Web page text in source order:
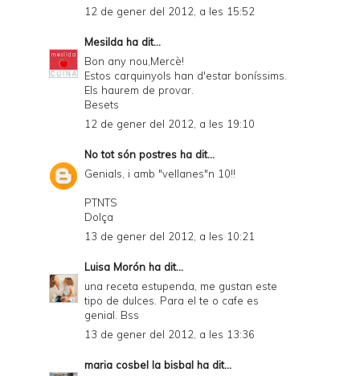
12 de gener del 2012, a les 15:52
Mesilda ha dit...
Bon any nou,Mercè!
Estos carquinyols han d'estar boníssims.
Els haurem de provar.
Besets
12 de gener del 2012, a les 19:10
No tot són postres ha dit...
Genials, i amb "vellanes"n 10!!
PTNTS
Dolça
13 de gener del 2012, a les 10:21
Luisa Morón ha dit...
una receta estupenda, me gustan este
tipo de dulces. Para el te o cafe es
genial. Bss
13 de gener del 2012, a les 13:36
maria cosbel la bisbal ha dit...